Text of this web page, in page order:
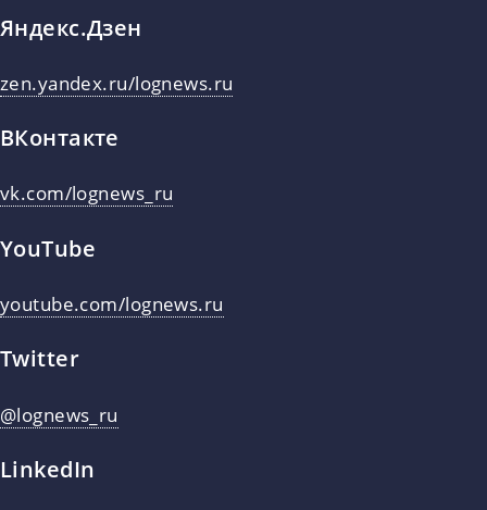
Яндекс.Дзен
zen.yandex.ru/lognews.ru
ВКонтакте
vk.com/lognews_ru
YouTube
youtube.com/lognews.ru
Twitter
@lognews_ru
LinkedIn